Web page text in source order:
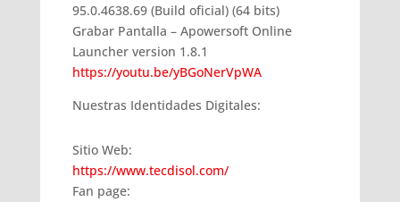
95.0.4638.69 (Build oficial) (64 bits)
Grabar Pantalla – Apowersoft Online
Launcher version 1.8.1
https://youtu.be/yBGoNerVpWA
Nuestras Identidades Digitales:
Sitio Web:
https://www.tecdisol.com/
Fan page: